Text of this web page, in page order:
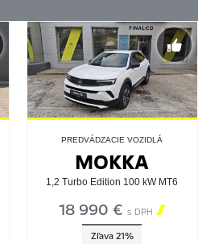
PREDVÁDZACIE VOZIDLÁ
MOKKA
1,2 Turbo Edition 100 kW MT6
18 990 €s DPH 
Zľava 21%